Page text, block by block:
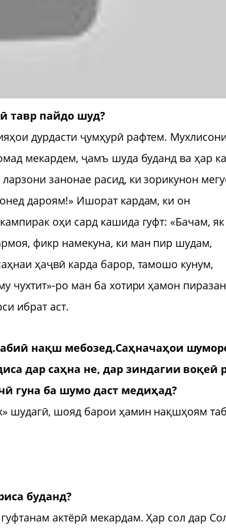
тавр пайдо шуд?
дурдасти ҷумҳурӣ рафтем. Мухлисони
мекардем, ҷамъ шуда буданд ва ҳар
занонае расид, ки зорикунон
дароям!» Ишорат кардам, ки он
оҳи сард кашида гуфт: «Бачам, як
фикр намекуна, ки ман пир шудам,
ҳаҷвӣ карда барор, тамошо кунум,
чухтит»-ро ман ба хотири ҳамон пиразан
ибрат аст.
ӣ нақш мебозед.Саҳначаҳои
дар саҳна не, дар зиндагии воқеӣ
ӣ гуна ба шумо даст медиҳад?
шудагӣ, шояд барои ҳамин нақшҳоям
буданд?
актёрӣ мекардам. Ҳар сол дар